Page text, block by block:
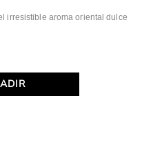
irresistible aroma oriental dulce